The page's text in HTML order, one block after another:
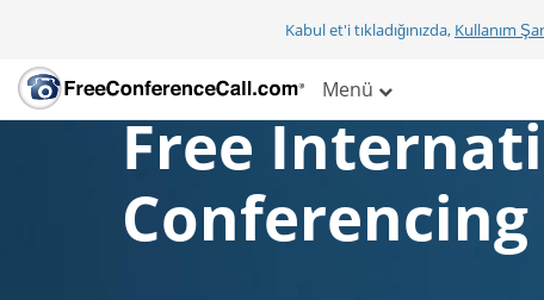
Kabul et'i tıkladığınızda, Kullanım
Menü
Free
Conferencing